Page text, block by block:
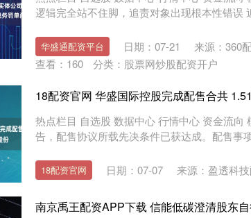
逻辑完全站不住脚，追责对象出现根本性错误
华盛通配资平台 日期：07-21
来源：360
查看： 160 分类： 股票网炒股配资开户
18配资官网 华盛国际控股完成配售合共
热点栏目 自选股 数据中心 行情中心 资金流向
告，配售协议所载先决条件已获达成。配售事
18配资官网 日期：07-07 来源：盈透科
南京禹王配资APP下载 信能低碳澄清股东